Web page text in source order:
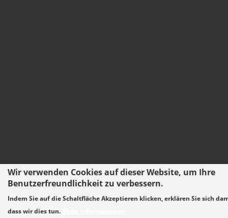
Wir verwenden Cookies auf dieser Website, um Ihre
Benutzerfreundlichkeit zu verbessern.
Indem Sie auf die Schaltfläche Akzeptieren klicken, erklären Sie sich
dass wir dies tun.